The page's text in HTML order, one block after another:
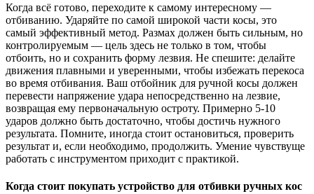
Когда всё готово, переходите к самому интересному —
отбиванию. Ударяйте по самой широкой части косы, это
самый эффективный метод. Размах должен быть сильным, но
контролируемым — цель здесь не только в том, чтобы
отбоить, но и сохранить форму лезвия. Не спешите: делайте
движения плавными и уверенными, чтобы избежать перекоса
во время отбивания. Ваш отбойник для ручной косы должен
перевести напряжение удара непосредственно на лезвие,
возвращая ему первоначальную остроту. Примерно 5-10
ударов должно быть достаточно, чтобы достичь нужного
результата. Помните, иногда стоит остановиться, проверить
результат и, если необходимо, продолжить. Умение чувствуще
работать с инструментом приходит с практикой.
Когда стоит покупать устройство для отбивки ручных кос